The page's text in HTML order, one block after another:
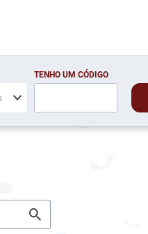
TENHO UM CÓDIGO